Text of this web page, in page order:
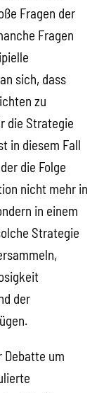
Fragen der
Fragen
sich, dass
zu
die Strategie
in diesem Fall
die Folge
nicht mehr in
in einem
Strategie
der
Debatte um